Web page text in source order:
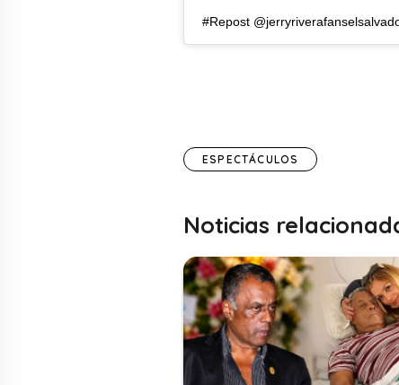
#Repost
ESPECTÁCULOS
Noticias